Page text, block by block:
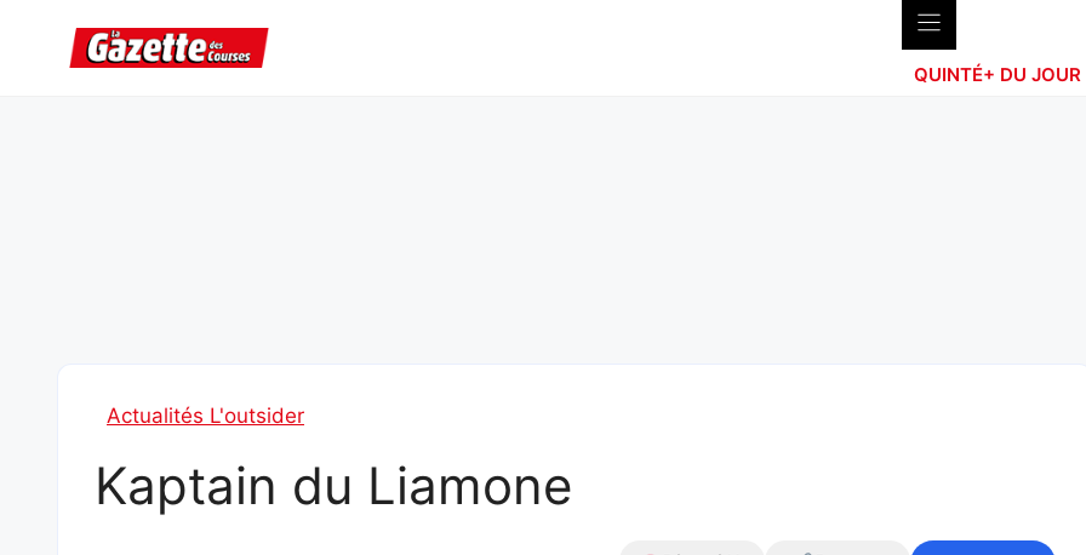
contenu
QUINTÉ+ DU JOUR
Actualités L'outsider
Kaptain du Liamone